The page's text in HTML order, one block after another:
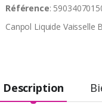
Référence:
Canpol Liquide Vaisselle
Description